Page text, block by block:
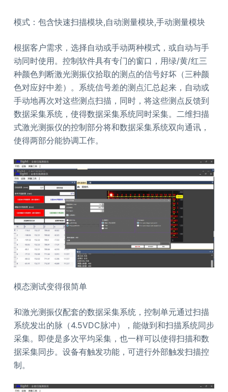
模式：包含快速扫描模块,自动测量模块,手动测量模块
根据客户需求，选择自动或手动两种模式，或自动与手
动同时使用。控制软件具有专门的窗口，用绿/黄/红三
种颜色判断激光测振仪拾取的测点的信号好坏（三种颜
色对应好中差）。系统信号差的测点汇总起来，自动或
手动地再次对这些测点扫描，同时，将这些测点反馈到
数据采集系统，使得数据采集系统同时采集。二维扫描
式激光测振仪的控制部分将和数据采集系统双向通讯，
使得两部分能协调工作。
模态测试变得很简单
和激光测振仪配套的数据采集系统，控制单元通过扫描
系统发出的脉（4.5VDC脉冲），能做到和扫描系统同步
采集。即使是多次平均采集，也一样可以使得扫描和数
据采集同步。设备有触发功能，可进行外部触发扫描控
制。